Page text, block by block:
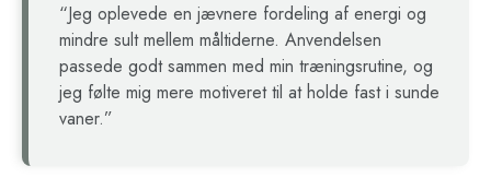
“Jeg oplevede en jævnere fordeling af energi og
mindre sult mellem måltiderne. Anvendelsen
passede godt sammen med min træningsrutine, og
jeg følte mig mere motiveret til at holde fast i sunde
vaner.”